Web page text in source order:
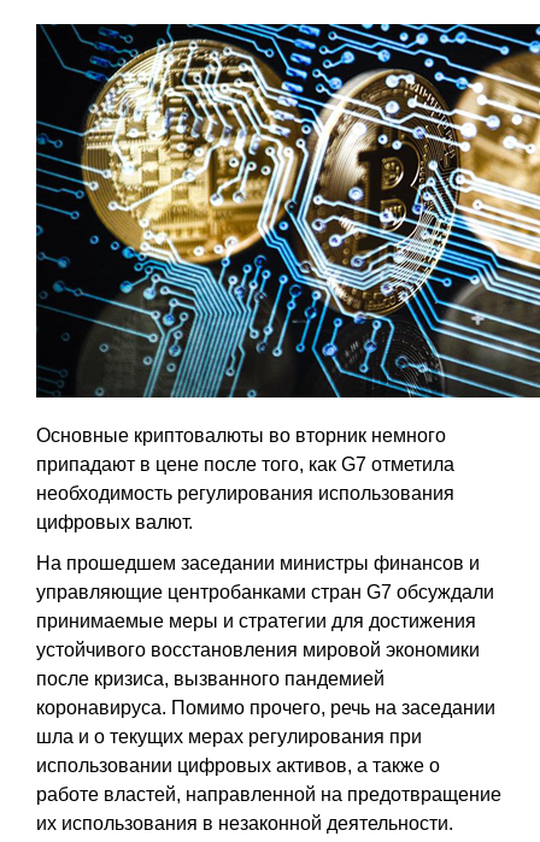
Основные криптовалюты во вторник немного
припадают в цене после того, как G7 отметила
необходимость регулирования использования
цифровых валют.
На прошедшем заседании министры финансов и
управляющие центробанками стран G7 обсуждали
принимаемые меры и стратегии для достижения
устойчивого восстановления мировой экономики
после кризиса, вызванного пандемией
коронавируса. Помимо прочего, речь на заседании
шла и о текущих мерах регулирования при
использовании цифровых активов, а также о
работе властей, направленной на предотвращение
их использования в незаконной деятельности.